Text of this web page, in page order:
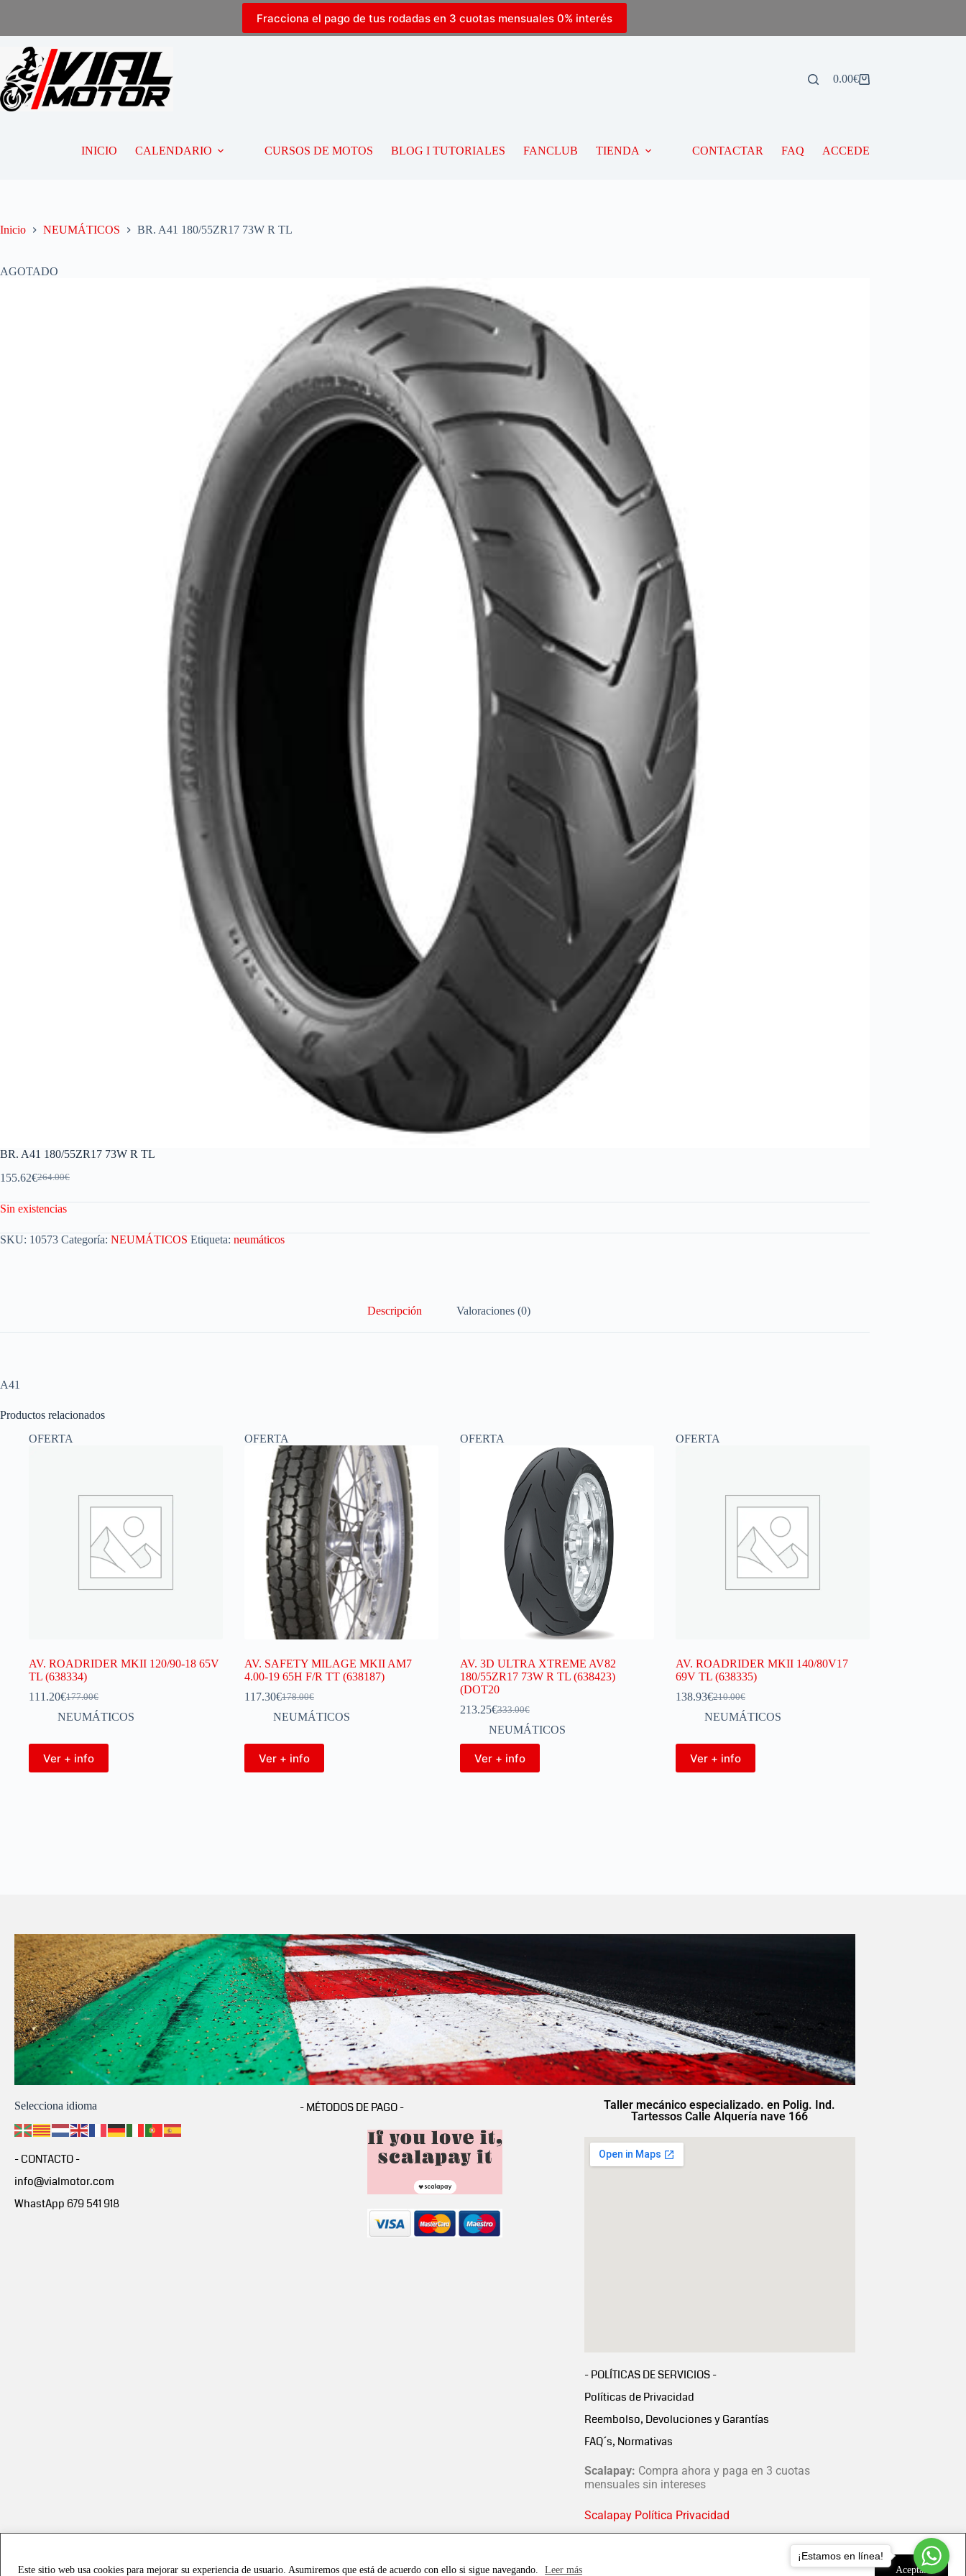
Este sitio web usa cookies para mejorar su experiencia de usuario. Asumiremos que está de acuerdo con ello si sigue navegando. Leer más Aceptar
Fracciona el pago de tus rodadas en 3 cuotas mensuales 0% interés
0.00€
INICIO CALENDARIO CURSOS DE MOTOS BLOG I TUTORIALES FANCLUB TIENDA CONTACTAR FAQ ACCEDE
Inicio NEUMÁTICOS BR. A41 180/55ZR17 73W R TL
AGOTADO
BR. A41 180/55ZR17 73W R TL
264.00€
155.62€
Sin existencias
SKU: 10573 Categoría: NEUMÁTICOS Etiqueta: neumáticos
Descripción Valoraciones (0)
A41
Productos relacionados
OFERTA
AV. ROADRIDER MKII 120/90-18 65V
TL (638334)
177.00€
111.20€
NEUMÁTICOS
Ver + info
OFERTA
AV. SAFETY MILAGE MKII AM7
4.00-19 65H F/R TT (638187)
178.00€
117.30€
NEUMÁTICOS
Ver + info
OFERTA
AV. 3D ULTRA XTREME AV82
180/55ZR17 73W R TL (638423)
(DOT20
333.00€
213.25€
NEUMÁTICOS
Ver + info
OFERTA
AV. ROADRIDER MKII 140/80V17
69V TL (638335)
210.00€
138.93€
NEUMÁTICOS
Ver + info
Selecciona idioma
- CONTACTO -
info@vialmotor.com
WhastApp 679 541 918
- MÉTODOS DE PAGO -
Taller mecánico especializado. en Polig. Ind.
Tartessos Calle Alquería nave 166
- POLÍTICAS DE SERVICIOS -
Políticas de Privacidad
Reembolso, Devoluciones y Garantías
FAQ´s, Normativas
Scalapay: Compra ahora y paga en 3 cuotas
mensuales sin intereses
Scalapay Política Privacidad
¡Estamos en línea!